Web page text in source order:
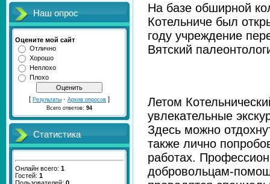
Наш опрос
Оцените мой сайт
Отлично
Хорошо
Неплохо
Плохо
[ Результаты · Архив опросов ]
Всего ответов: 94
Статистика
Онлайн всего: 1
Гостей: 1
На базе обширной
Котельниче был
году учреждение
Вятский
Летом
увлекательные
Здесь можно
также лично
работах.
добровольцам-